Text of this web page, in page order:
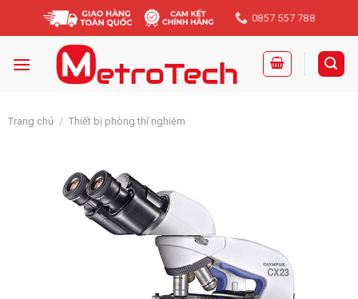
0857 557 788
Trang chủ / Thiết bị phòng thí nghiệm